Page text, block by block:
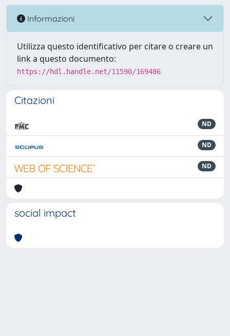
Informazioni
Utilizza questo identificativo per citare o creare un
link a questo documento:
https://hdl.handle.net/11590/169486
Citazioni
ND
ND
ND
social impact